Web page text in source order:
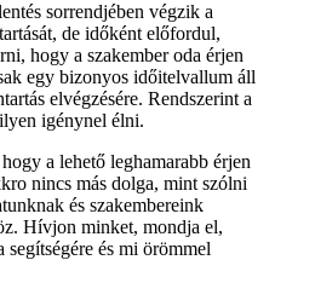
sorrendjében végzik a
de időként előfordul,
hogy a szakember oda érjen
egy bizonyos időitelvallum áll
elvégzésére. Rendszerint a
igénynel élni.
a lehető leghamarabb érjen
nincs más dolga, mint szólni
és szakembereink
Hívjon minket, mondja el,
és mi örömmel